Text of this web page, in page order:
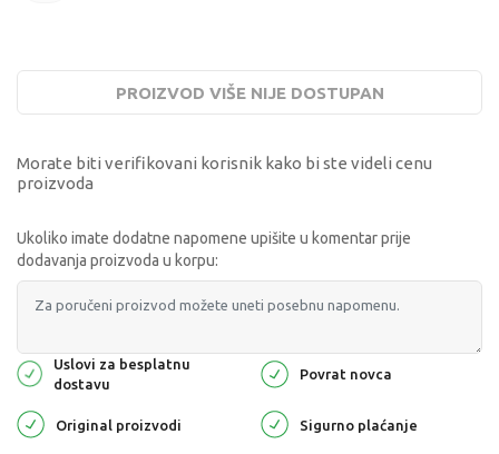
PROIZVOD VIŠE NIJE DOSTUPAN
Morate biti verifikovani korisnik kako bi ste videli cenu
proizvoda
Ukoliko imate dodatne napomene upišite u komentar prije
dodavanja proizvoda u korpu:
Uslovi za besplatnu
dostavu
Povrat novca
Original proizvodi Sigurno plaćanje